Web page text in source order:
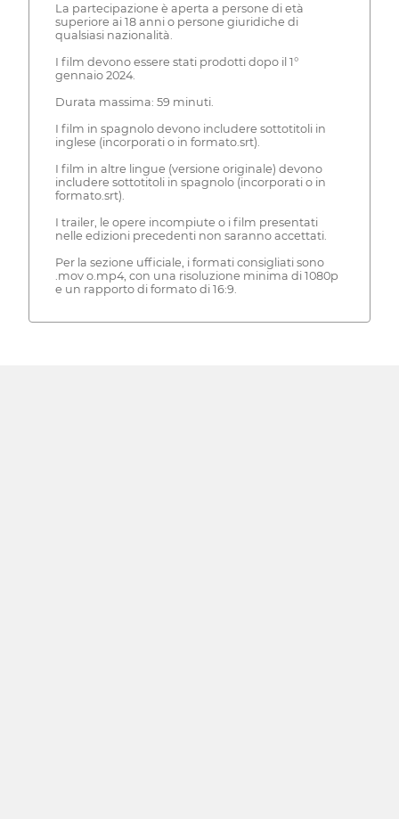
La partecipazione è aperta a persone di età
superiore ai 18 anni o persone giuridiche di
qualsiasi nazionalità.
I film devono essere stati prodotti dopo il 1°
gennaio 2024.
Durata massima: 59 minuti.
I film in spagnolo devono includere sottotitoli in
inglese (incorporati o in formato.srt).
I film in altre lingue (versione originale) devono
includere sottotitoli in spagnolo (incorporati o in
formato.srt).
I trailer, le opere incompiute o i film presentati
nelle edizioni precedenti non saranno accettati.
Per la sezione ufficiale, i formati consigliati sono
.mov o.mp4, con una risoluzione minima di 1080p
e un rapporto di formato di 16:9.